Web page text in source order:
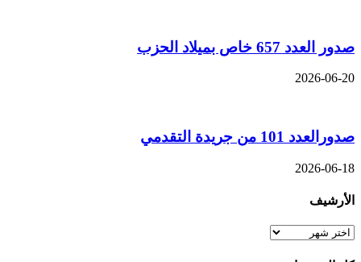
صدور العدد 657 خاص بميلاد الحزب
2026-06-20
صدورالعدد 101 من جريدة التقدمي
2026-06-18
الأرشيف
الأرشيف